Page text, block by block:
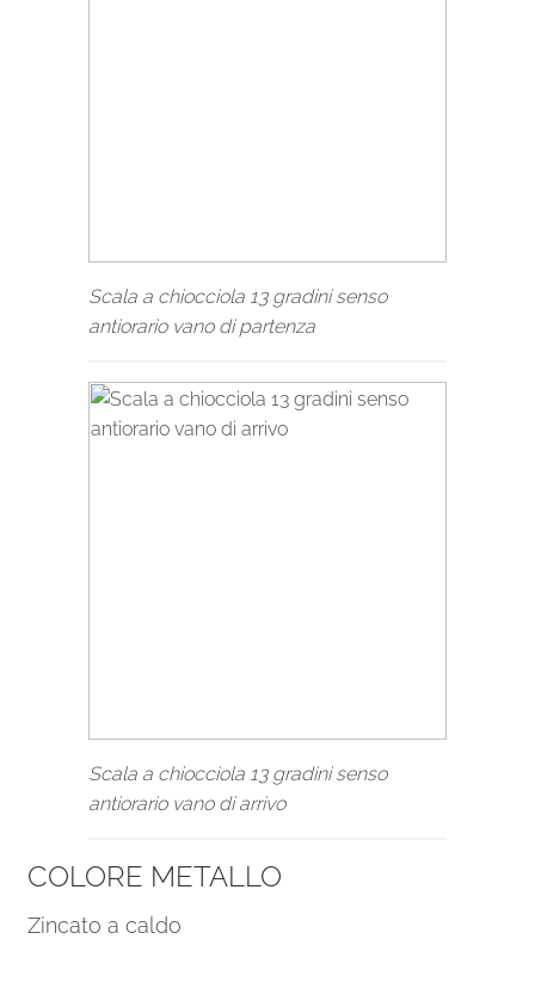
Scala a chiocciola 13 gradini senso
antiorario vano di partenza
Scala a chiocciola 13 gradini senso
antiorario vano di arrivo
COLORE METALLO
Zincato a caldo